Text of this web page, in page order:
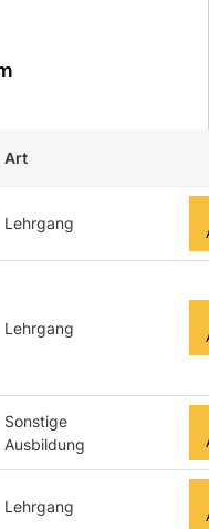
Art
Lehrgang
Lehrgang
Sonstige
Ausbildung
Lehrgang